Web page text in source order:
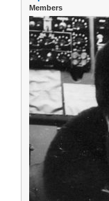
Members